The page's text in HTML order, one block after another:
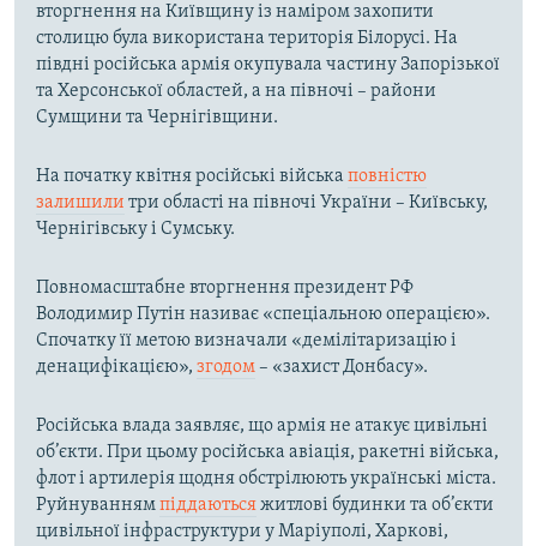
вторгнення на Київщину із наміром захопити
столицю була використана територія Білорусі. На
півдні російська армія окупувала частину Запорізької
та Херсонської областей, а на півночі – райони
Сумщини та Чернігівщини.
На початку квітня російські війська повністю
залишили три області на півночі України – Київську,
Чернігівську і Сумську.
Повномасштабне вторгнення президент РФ
Володимир Путін називає «спеціальною операцією».
Спочатку її метою визначали «демілітаризацію і
денацифікацією», згодом– «захист Донбасу».
Російська влада заявляє, що армія не атакує цивільні
об’єкти. При цьому російська авіація, ракетні війська,
флот і артилерія щодня обстрілюють українські міста.
Руйнуваннямпіддаютьсяжитлові будинки та об’єкти
цивільної інфраструктури у Маріуполі, Харкові,